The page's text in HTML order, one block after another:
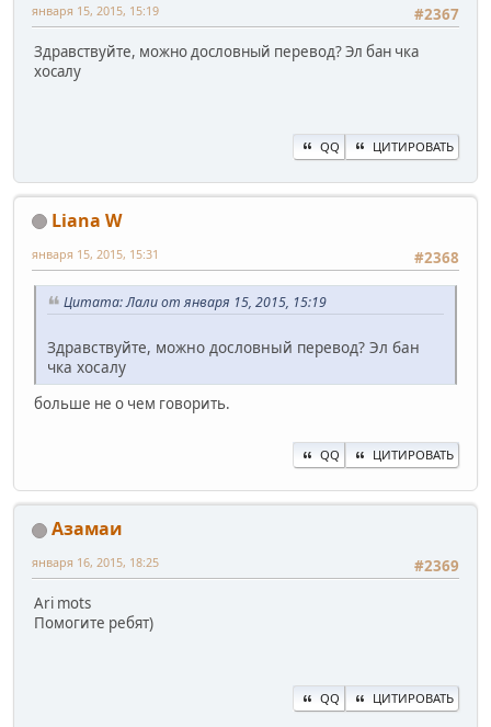
#2367
января 15, 2015, 15:19
Здравствуйте, можно дословный перевод? Эл бан чка
хосалу
QQ ЦИТИРОВАТЬ
Liana W
#2368
января 15, 2015, 15:31
Цитата: Лали от января 15, 2015, 15:19
Здравствуйте, можно дословный перевод? Эл бан
чка хосалу
больше не о чем говорить.
QQ ЦИТИРОВАТЬ
Азамаи
#2369
января 16, 2015, 18:25
Ari mots
Помогите ребят)
QQ ЦИТИРОВАТЬ